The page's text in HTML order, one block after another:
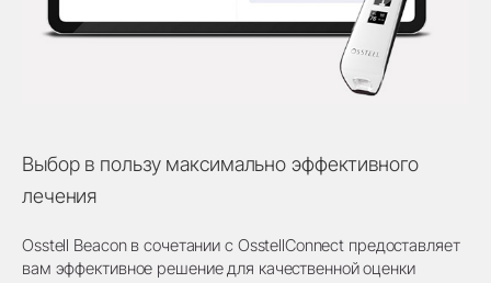
Выбор в пользу максимально эффективного
лечения
Osstell Beacon в сочетании с OsstellConnect предоставляет
вам эффективное решение для качественной оценки